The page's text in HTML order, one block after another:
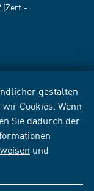
gestalten
Cookies. Wenn
Sie dadurch der
und
(Zert.-